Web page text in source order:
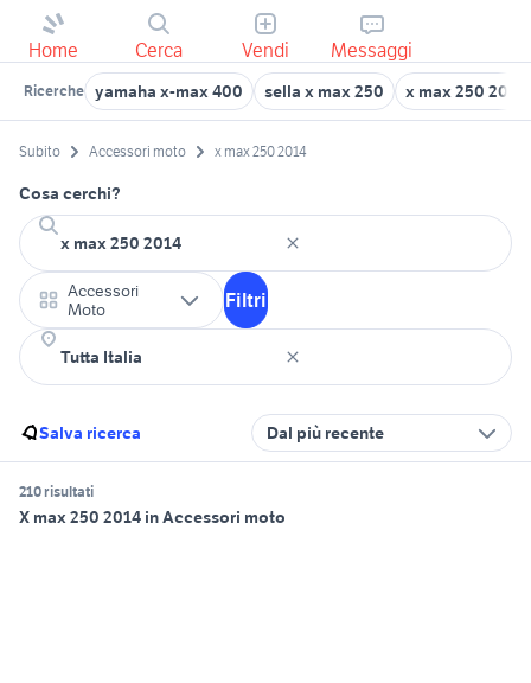
Home Cerca Vendi Messaggi
Ricerche yamaha x-max 400 sella x max 250 x max 250 2016
Subito Accessori moto x max 250 2014
Cosa cerchi?
Accessori
Moto
Filtri
Salva ricerca Dal più recente
210 risultati
X max 250 2014 in Accessori moto